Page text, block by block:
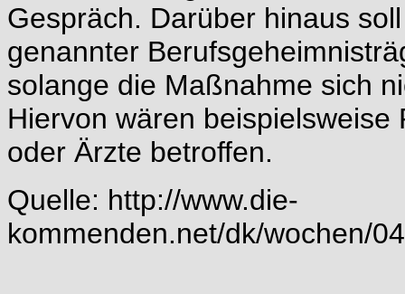
Gespräch. Darüber hinaus
genannter
solange die Maßnahme sich
Hiervon wären
oder Ärzte betroffen.
Quelle: http://www.die-
kommenden.net/dk/wochen/